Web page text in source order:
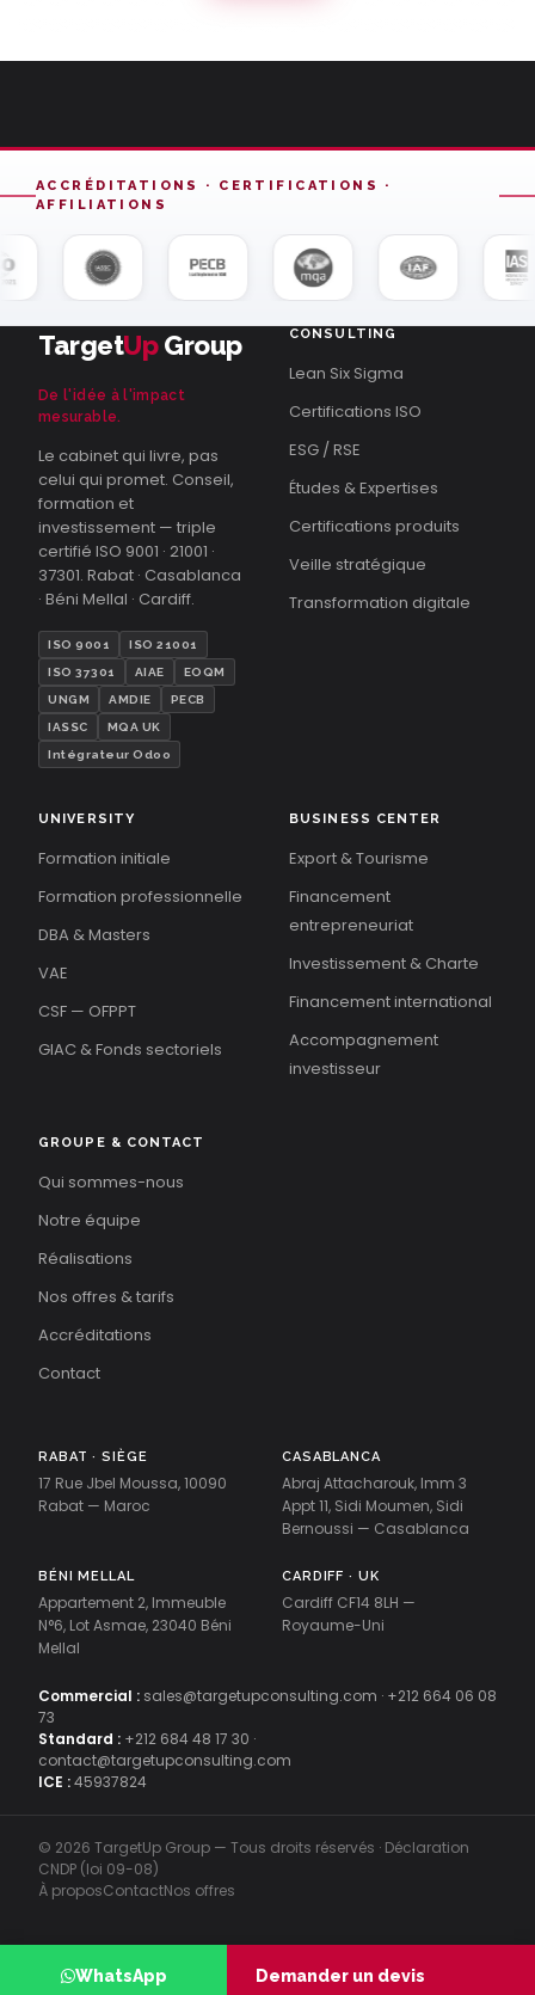
ACCRÉDITATIONS · CERTIFICATIONS ·
AFFILIATIONS
TargetUpGroup
De l'idée à l'impact
mesurable.
Le cabinet qui livre, pas
celui qui promet. Conseil,
formation et
investissement — triple
certifié ISO 9001 · 21001 ·
37301. Rabat · Casablanca
· Béni Mellal · Cardiff.
ISO 9001 ISO 21001
ISO 37301 AIAE EOQM
UNGM AMDIE PECB
IASSC MQA UK
Intégrateur Odoo
CONSULTING
Lean Six Sigma
Certifications ISO
ESG / RSE
Études & Expertises
Certifications produits
Veille stratégique
Transformation digitale
UNIVERSITY
Formation initiale
Formation professionnelle
DBA & Masters
VAE
CSF — OFPPT
GIAC & Fonds sectoriels
BUSINESS CENTER
Export & Tourisme
Financement
entrepreneuriat
Investissement & Charte
Financement international
Accompagnement
investisseur
GROUPE & CONTACT
Qui sommes-nous
Notre équipe
Réalisations
Nos offres & tarifs
Accréditations
Contact
RABAT · SIÈGE
17 Rue Jbel Moussa, 10090
Rabat — Maroc
CASABLANCA
Abraj Attacharouk, Imm 3
Appt 11, Sidi Moumen, Sidi
Bernoussi — Casablanca
BÉNI MELLAL
Appartement 2, Immeuble
N°6, Lot Asmae, 23040 Béni
Mellal
CARDIFF · UK
Cardiff CF14 8LH —
Royaume-Uni
Commercial : sales@targetupconsulting.com · +212 664 06 08
73
Standard : +212 684 48 17 30 ·
contact@targetupconsulting.com
ICE :45937824
© 2026 TargetUp Group — Tous droits réservés · Déclaration
CNDP (loi 09-08)
À proposContactNos offres
WhatsApp Demander un devis